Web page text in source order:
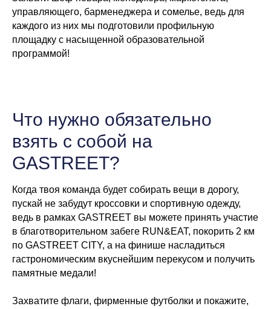
управляющего, барменеджера и сомелье, ведь для
каждого из них мы подготовили профильную
площадку с насыщенной образовательной
программой!
Что нужно обязательно
взять с собой на
GASTREET?
Когда твоя команда будет собирать вещи в дорогу,
пускай не забудут кроссовки и спортивную одежду,
ведь в рамках GASTREET вы можете принять участие
в благотворительном забеге RUN&EAT, покорить 2 км
по GASTREET CITY, а на финише насладиться
гастрономическим вкуснейшим перекусом и получить
памятные медали!
Захватите флаги, фирменные футболки и покажите,